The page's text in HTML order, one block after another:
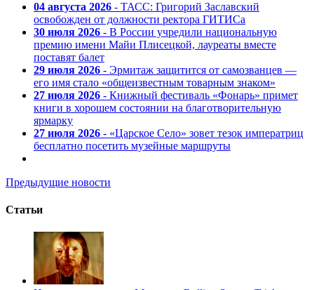
04 августа 2026 - ТАСС: Григорий Заславский
освобожден от должности ректора ГИТИСа
30 июля 2026 - В России учредили национальную
премию имени Майи Плисецкой, лауреаты вместе
поставят балет
29 июля 2026 - Эрмитаж защитится от самозванцев —
его имя стало «общеизвестным товарным знаком»
27 июля 2026 - Книжный фестиваль «Фонарь» примет
книги в хорошем состоянии на благотворительную
ярмарку
27 июля 2026 - «Царское Село» зовет тезок императриц
бесплатно посетить музейные маршруты
Предыдущие новости
Статьи